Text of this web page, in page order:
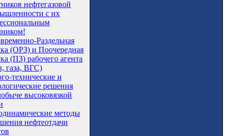
нефтегазовой
с их
Раздельная
(ОРЗ) и Поочередная
(ПЗ) рабочего агента
газа, ВГС)
технические и
решения
высоковязкой
методы
нефтеотдачи